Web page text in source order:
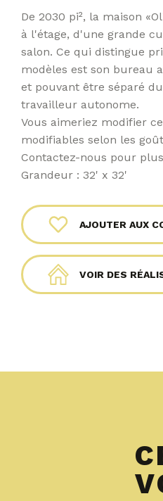
De 2030 pi², la maison
à l'étage, d'une grande
salon. Ce qui distingue
modèles est son bureau
et pouvant être séparé
travailleur autonome.
Vous aimeriez modifier
modifiables selon les
Contactez-nous pour
Grandeur : 32' x 32'
AJOUTER AUX
VOIR DES